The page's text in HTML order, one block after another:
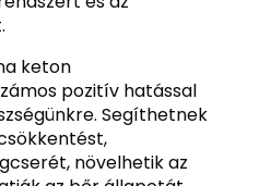
keton
pozitív hatással
Segíthetnek
növelhetik az